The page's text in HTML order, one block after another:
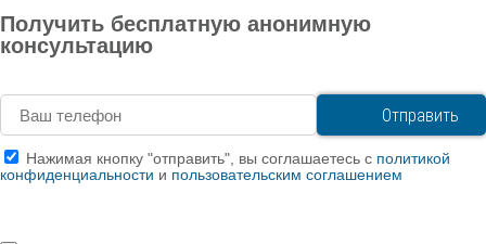
Получить бесплатную анонимную
консультацию
Нажимая кнопку "отправить", вы соглашаетесь с политикой
конфиденциальности и пользовательским соглашением